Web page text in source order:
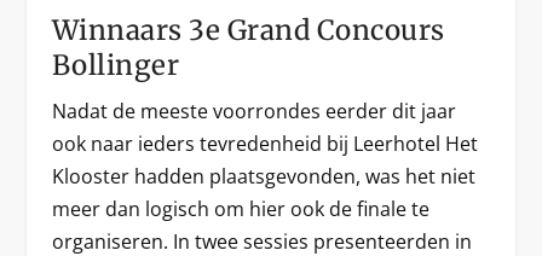
Winnaars 3e Grand Concours
Bollinger
Nadat de meeste voorrondes eerder dit jaar
ook naar ieders tevredenheid bij Leerhotel Het
Klooster hadden plaatsgevonden, was het niet
meer dan logisch om hier ook de finale te
organiseren. In twee sessies presenteerden in